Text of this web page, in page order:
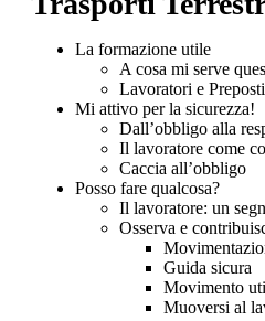
La formazione utile
A cosa mi serve
Lavoratori e
Mi attivo per la sicurezza!
Dall’obbligo alla
Il lavoratore come
Caccia all’obbligo
Posso fare qualcosa?
Il lavoratore: un
Osserva e
Guida sicura
Movimento
Muoversi al